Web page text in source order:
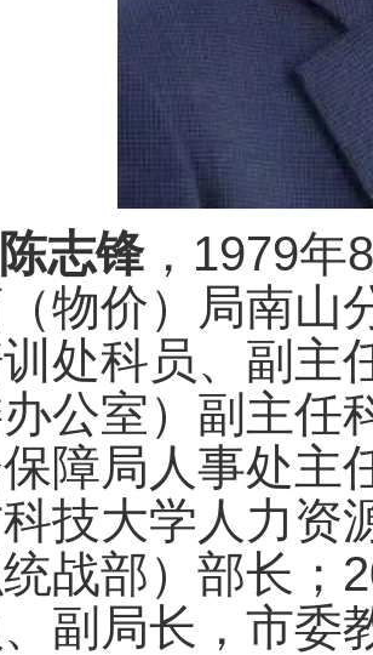
陈志锋，1979年
物价）局南山
处科员、副主
公室）副主任
障局人事处主
技大学人力资
战部）部长；
、副局长，市委